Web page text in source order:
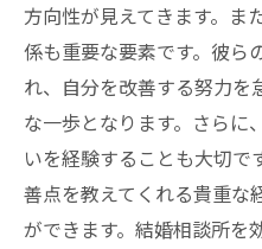
方向性が見えてきます。ま
係も重要な要素です。彼ら
れ、自分を改善する努力を
な一歩となります。さらに
いを経験することも大切で
善点を教えてくれる貴重な
ができます。結婚相談所を